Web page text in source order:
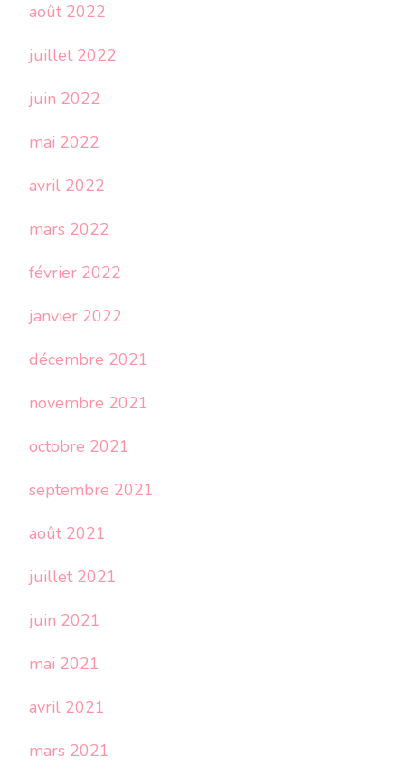
août 2022
juillet 2022
juin 2022
mai 2022
avril 2022
mars 2022
février 2022
janvier 2022
décembre 2021
novembre 2021
octobre 2021
septembre 2021
août 2021
juillet 2021
juin 2021
mai 2021
avril 2021
mars 2021